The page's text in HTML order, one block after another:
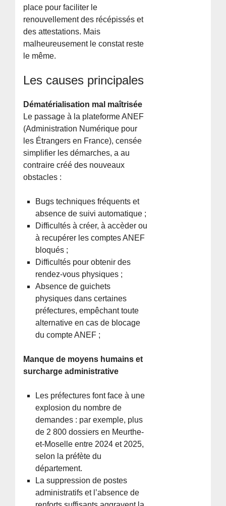
place pour faciliter le
renouvellement des récépissés et
des attestations. Mais
malheureusement le constat reste
le même.
Les causes principales
Dématérialisation mal maîtrisée
Le passage à la plateforme ANEF
(Administration Numérique pour
les Étrangers en France), censée
simplifier les démarches, a au
contraire créé des nouveaux
obstacles :
Bugs techniques fréquents et
absence de suivi automatique ;
Difficultés à créer, à accèder ou
à recupérer les comptes ANEF
bloqués ;
Difficultés pour obtenir des
rendez-vous physiques ;
Absence de guichets
physiques dans certaines
préfectures, empêchant toute
alternative en cas de blocage
du compte ANEF ;
Manque de moyens humains et
surcharge administrative
Les préfectures font face à une
explosion du nombre de
demandes : par exemple, plus
de 2 800 dossiers en Meurthe-
et-Moselle entre 2024 et 2025,
selon la préfète du
département.
La suppression de postes
administratifs et l’absence de